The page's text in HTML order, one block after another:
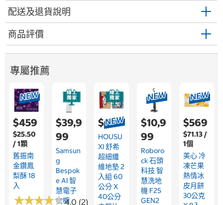
配送及退貨說明
商品評價
專屬推薦
$459
$25.50
/ 1顆
舊振南
金鑽鳳
梨酥 18
入
★★★★★
★★★★★4.0 (2)
$39,9
99
Samsun
G
Bespok
E AI 智
慧電子
衣櫥
$689
HOUSU
XI 舒希
超細纖
維地墊 2
入組 60
公分 X
40公分
$10,9
99
Roboro
Ck 石頭
科技 智
慧洗地
機 F25
GEN2
$569
$71.13 /
1個
美心 冷
凍芒果
熱情冰
皮月餅
30公克